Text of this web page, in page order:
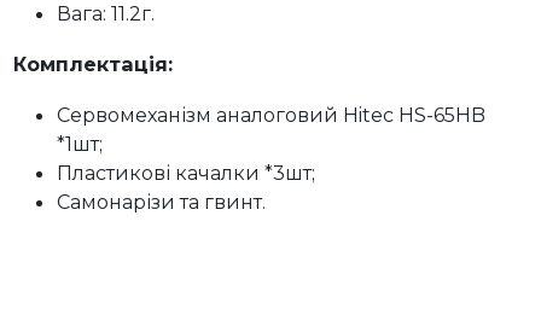
Вага: 11.2г.
Комплектація:
Сервомеханізм аналоговий Hitec HS-65HB
*1шт;
Пластикові качалки *3шт;
Самонарізи та гвинт.